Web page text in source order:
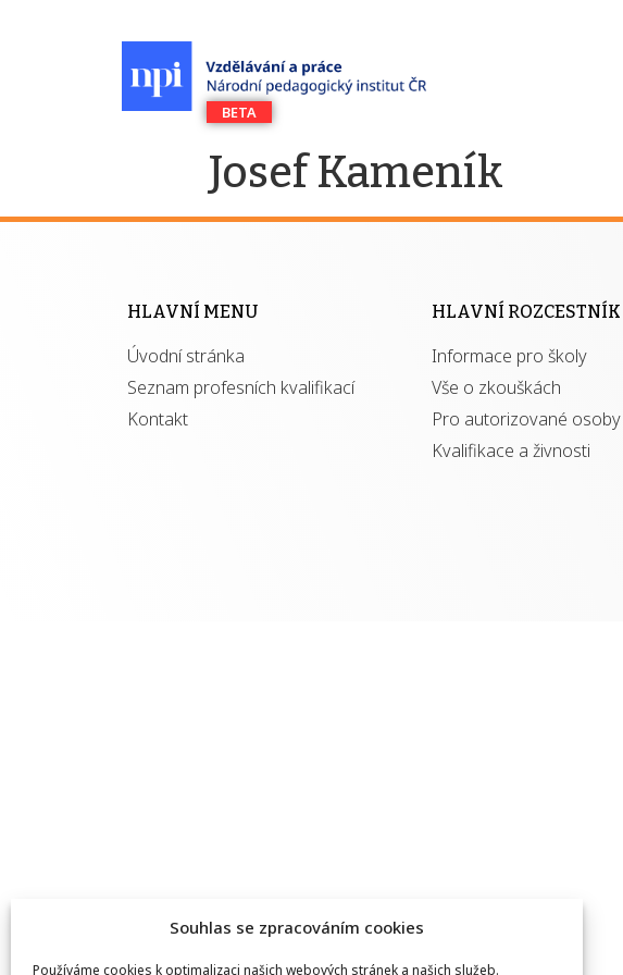
Souhlas se zpracováním cookies
Používáme cookies k optimalizaci našich webových stránek a našich služeb.
Josef Kameník
HLAVNÍ MENU
Úvodní stránka
Seznam profesních kvalifikací
Kontakt
HLAVNÍ ROZCESTNÍK
Informace pro školy
Vše o zkouškách
Pro autorizované osoby
Kvalifikace a živnosti